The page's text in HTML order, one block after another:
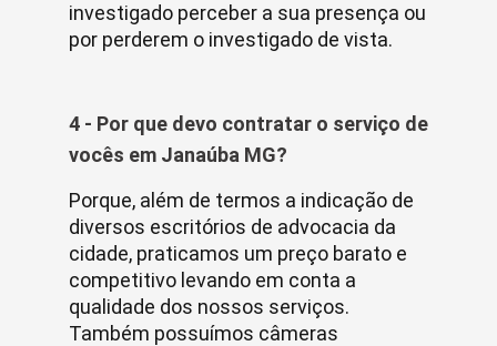
investigado perceber a sua presença ou
por perderem o investigado de vista.
4 - Por que devo contratar o serviço de
vocês em Janaúba MG?
Porque, além de termos a indicação de
diversos escritórios de advocacia da
cidade, praticamos um preço barato e
competitivo levando em conta a
qualidade dos nossos serviços.
Também possuímos câmeras